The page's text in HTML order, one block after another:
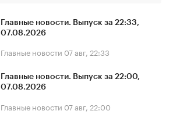
Главные новости. Выпуск за 22:33,
07.08.2026
Главные новости 07 авг, 22:33
Главные новости. Выпуск за 22:00,
07.08.2026
Главные новости 07 авг, 22:00